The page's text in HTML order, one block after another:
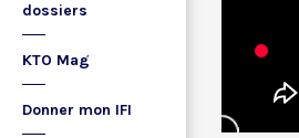
dossiers
KTO Mag
Donner mon IFI